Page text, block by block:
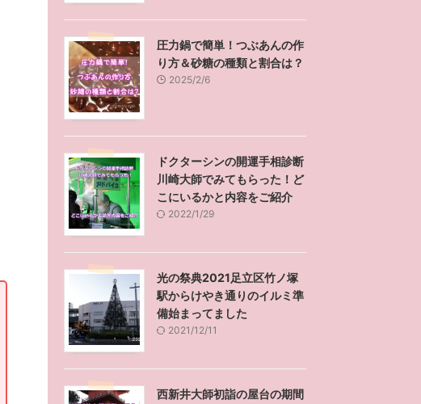
圧力鍋で簡単！つぶあんの作
り方＆砂糖の種類と割合は？
2025/2/6
ドクターシンの開運手相診断
川崎大師でみてもらった！ど
こにいるかと内容をご紹介
2022/1/29
光の祭典2021足立区竹ノ塚
駅からけやき通りのイルミ準
備始まってました
2021/12/11
西新井大師初詣の屋台の期間